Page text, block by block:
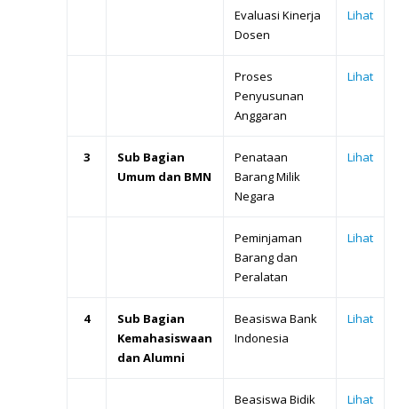
Evaluasi Kinerja
Dosen
Lihat
Proses
Penyusunan
Anggaran
Lihat
3
Sub Bagian
Umum dan BMN
Penataan
Barang Milik
Negara
Lihat
Peminjaman
Barang dan
Peralatan
Lihat
4
Sub Bagian
Kemahasiswaan
dan Alumni
Beasiswa Bank
Indonesia
Lihat
Beasiswa Bidik
Lihat